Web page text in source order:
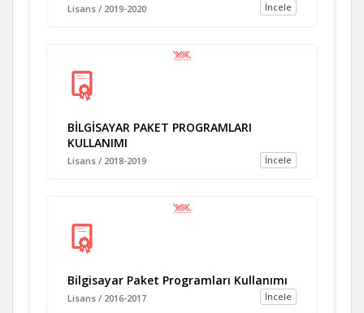
İncele
Lisans / 2019-2020
BİLGİSAYAR PAKET PROGRAMLARI
KULLANIMI
İncele
Lisans / 2018-2019
Bilgisayar Paket Programları Kullanımı
İncele
Lisans / 2016-2017